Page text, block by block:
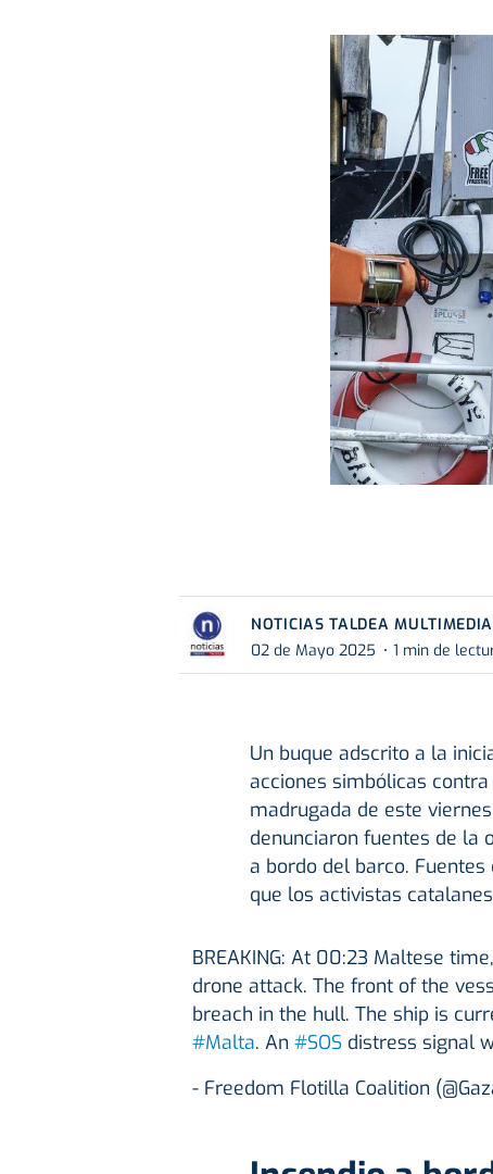
NOTICIAS TALDEA MULTIMEDIA
02 de Mayo 2025
1 min de
Un buque adscrito a la
acciones simbólicas
madrugada de este
denunciaron fuentes de la
a bordo del barco.
que los activistas
BREAKING: At 00:23 Maltese
drone attack. The front of the
breach in the hull. The ship is
#Malta. An #SOS distress signal
- Freedom Flotilla Coalition